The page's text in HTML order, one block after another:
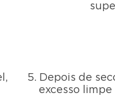
5. Depois de
excesso